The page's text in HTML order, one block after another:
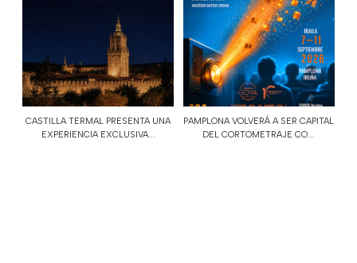
CASTILLA TERMAL PRESENTA UNA
EXPERIENCIA EXCLUSIVA...
PAMPLONA VOLVERÁ A SER CAPITAL
DEL CORTOMETRAJE CO...